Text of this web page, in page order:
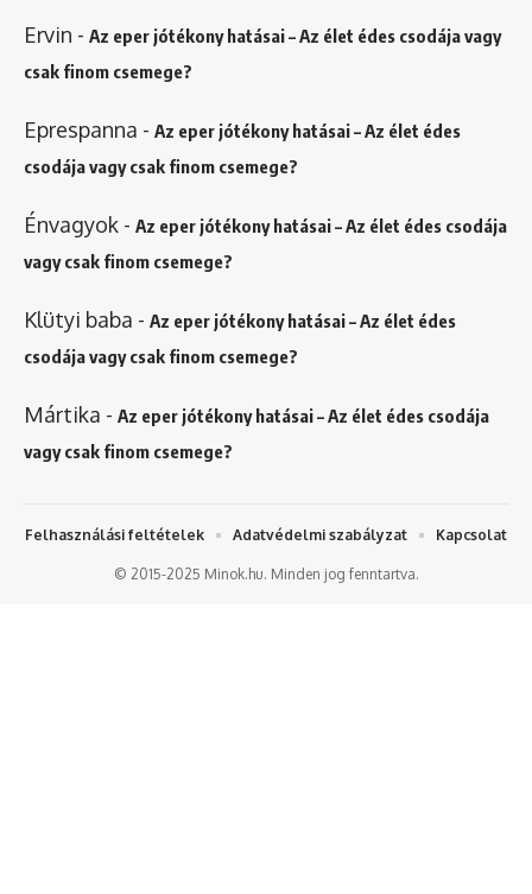
Ervin - Az eper jótékony hatásai – Az élet édes csodája vagy
csak finom csemege?
Eprespanna - Az eper jótékony hatásai – Az élet édes
csodája vagy csak finom csemege?
Énvagyok - Az eper jótékony hatásai – Az élet édes csodája
vagy csak finom csemege?
Klütyi baba - Az eper jótékony hatásai – Az élet édes
csodája vagy csak finom csemege?
Mártika - Az eper jótékony hatásai – Az élet édes csodája
vagy csak finom csemege?
© 2015-2025 Minok.hu. Minden jog fenntartva.
Felhasználási feltételek Adatvédelmi szabályzat Kapcsolat